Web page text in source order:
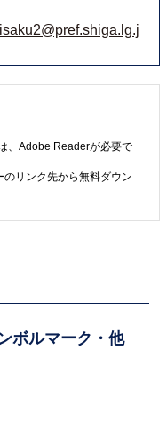
、Adobe Readerが必要で
リンク先から無料ダウン
ボルマーク・他